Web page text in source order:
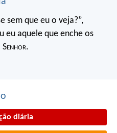
sem que eu o veja?”,
eu aquele que enche os
enhor.
diária